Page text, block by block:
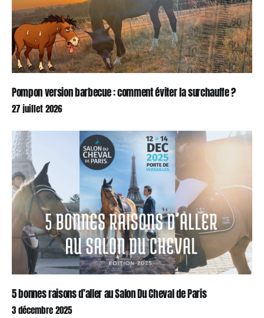
Pompon version barbecue : comment éviter la surchauffe ?
27 juillet 2026
5 bonnes raisons d’aller au Salon Du Cheval de Paris
3 décembre 2025